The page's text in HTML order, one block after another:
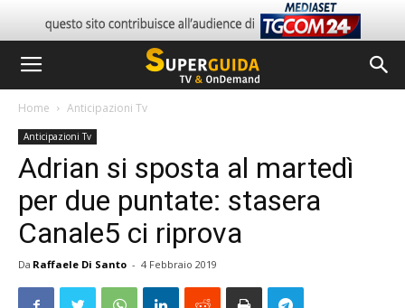
Home Anticipazioni Tv
Anticipazioni Tv
Adrian si sposta al martedì
per due puntate: stasera
Canale5 ci riprova
Da Raffaele Di Santo - 4 Febbraio 2019